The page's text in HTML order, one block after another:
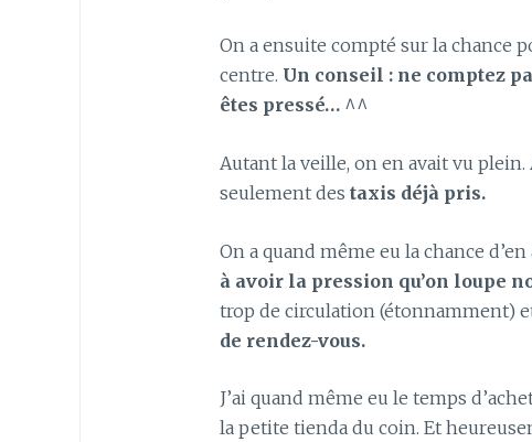
On a ensuite compté sur la chance
centre. Un conseil : ne comptez
êtes pressé… ^^
Autant la veille, on en avait vu
seulement des taxis déjà pris.
On a quand même eu la chance
à avoir la pression qu’on loupe
trop de circulation (étonnamment)
de rendez-vous.
J’ai quand même eu le temps
la petite tienda du coin. Et